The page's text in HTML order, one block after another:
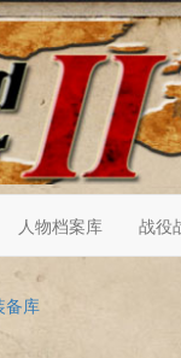
人物档案库 战役
备库